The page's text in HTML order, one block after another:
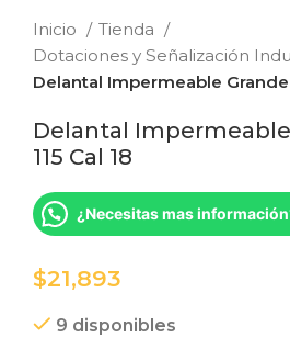
Inicio
Tienda
Dotaciones y Señalización
Delantal Impermeable Grande
Delantal Impermeable
115 Cal 18
¿Necesitas mas
$
9 disponibles